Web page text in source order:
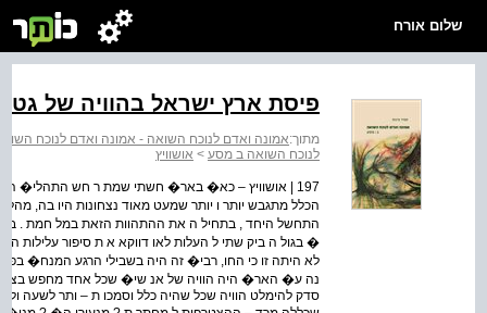
שלום אורח
פיסת ארץ ישראל בהוויה של גטו
מתוך:אמונה ואדם לנוכח השואה - אמונה ואדם לנוכח
לנוכח השואה ב מסע > אושוויץ
197 | אושוויץ – כא� באר� חשתי שמת ר חש התהלי�
הכלל מתגבש יותר ו יותר שמעט מאוד נצחונות היו בה,
התחשל היחד , בתחיל ה את ההתהוות הזאת במל חמת .
� בגול ה ביק שתי ל העלות לאו דווקא א ת סיפור עלילות
לא היתה זו כי החו, רבי� זה היה בשבילי הרגע המנח�
נה ע� האר� היה הוויה של אנ שי� שכל אחד מחפש בציפו
סדק להימלט הוויה שכל שהיה כלל וסמכו ת – ותר לשעה ולו